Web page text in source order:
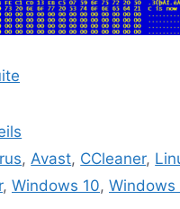
, Avast, CCleaner,
, Windows 10, Windows